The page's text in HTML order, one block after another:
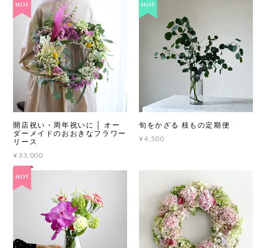
開店祝い・周年祝いに │ オー
ダーメイドのおおきなフラワー
リース
¥33,000
旬をかざる 枝もの定期便
¥4,500